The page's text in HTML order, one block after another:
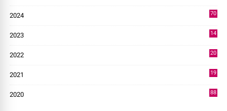
2024
70
2023
14
2022
20
2021
19
2020
88